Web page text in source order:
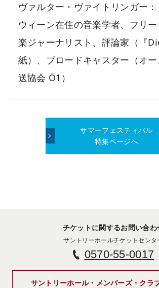
ヴァルター・ヴァイトリンガー：
ウィーン在住の音楽学者、フリ
楽ジャーナリスト、評論家（『
紙）、ブロードキャスター（オ
送協会 Ö1）
サマーフェスティバル
特集ページへ
チケットに関するお問い合わ
サントリーホールチケットセンタ
0570-55-0017
サントリーホール・メンバーズ・クラ